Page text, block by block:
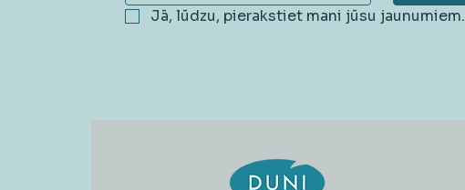
Jā, lūdzu, pierakstiet mani jūsu jaunumiem.